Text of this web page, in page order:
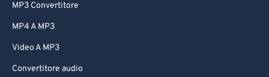
MP3 Convertitore
MP4 A MP3
Video A MP3
Convertitore audio